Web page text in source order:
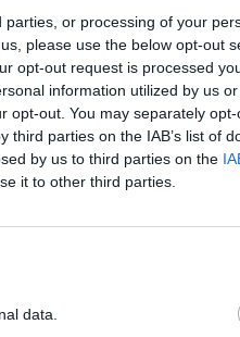
or processing of your
please use the below opt-out
opt-out request is processed
information utilized by us
opt-out. You may separately
parties on the IAB’s list of
by us to third parties on the
it to other third parties.
data.